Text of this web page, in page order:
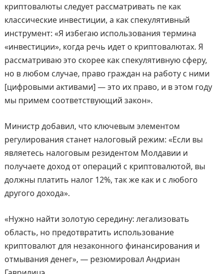
криптовалюты следует рассматривать ne как
классические инвестиции, а как спекулятивный
инструмент: «Я избегаю использования термина
«инвестиции», когда речь идет о криптовалютах. Я
рассматриваю это скорее как спекулятивную сферу,
но в любом случае, право граждан на работу с ними
[цифровыми активами] — это их право, и в этом году
мы примем соответствующий закон».
Министр добавил, что ключевым элементом
регулирования станет налоговый режим: «Если вы
являетесь налоговым резидентом Молдавии и
получаете доход от операций с криптовалютой, вы
должны платить налог 12%, так же как и с любого
другого дохода».
«Нужно найти золотую середину: легализовать
область, но предотвратить использование
криптовалют для незаконного финансирования и
отмывания денег», — резюмировал Андриан